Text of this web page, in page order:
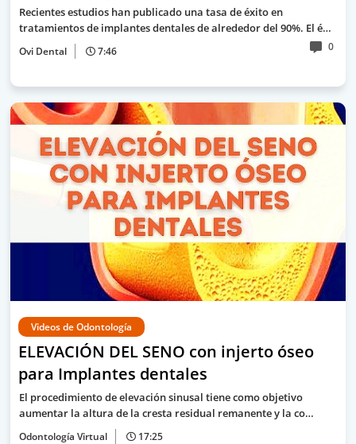
Recientes estudios han publicado una tasa de éxito en
tratamientos de implantes dentales de alrededor del 90%. El é…
Ovi Dental 7:46 0
Videos de Odontología
ELEVACIÓN DEL SENO con injerto óseo
para Implantes dentales
El procedimiento de elevación sinusal tiene como objetivo
aumentar la altura de la cresta residual remanente y la co…
Odontología Virtual 17:25